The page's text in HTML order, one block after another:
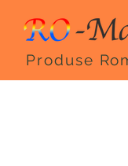
Produse